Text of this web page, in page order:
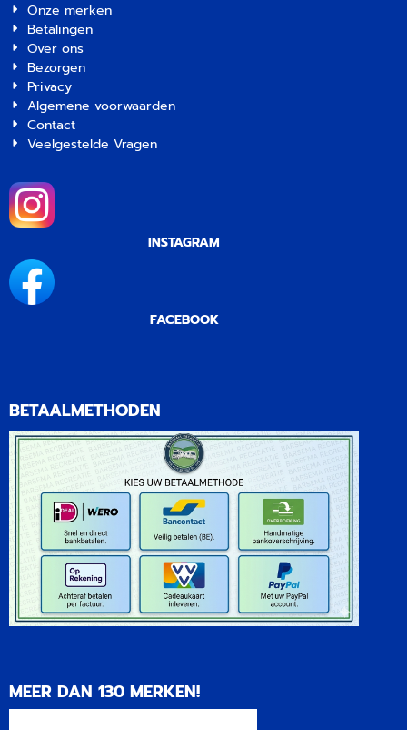
Onze merken
Betalingen
Over ons
Bezorgen
Privacy
Algemene voorwaarden
Contact
Veelgestelde Vragen
INSTAGRAM
FACEBOOK
BETAALMETHODEN
MEER DAN 130 MERKEN!